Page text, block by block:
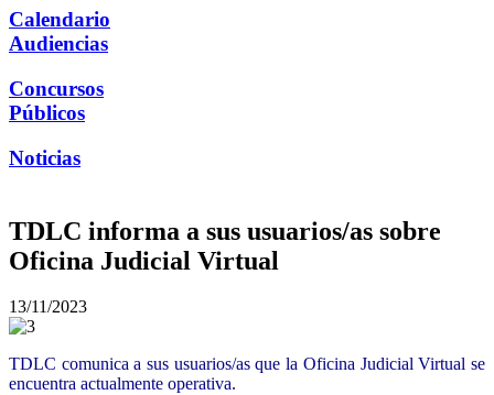
Calendario
Audiencias
Concursos
Públicos
Noticias
TDLC informa a sus usuarios/as sobre
Oficina Judicial Virtual
13/11/2023
TDLC comunica a sus usuarios/as que la Oficina Judicial Virtual se
encuentra actualmente operativa.